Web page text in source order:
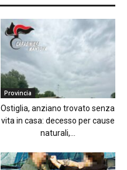
Provincia
Ostiglia, anziano trovato senza
vita in casa: decesso per cause
naturali,...